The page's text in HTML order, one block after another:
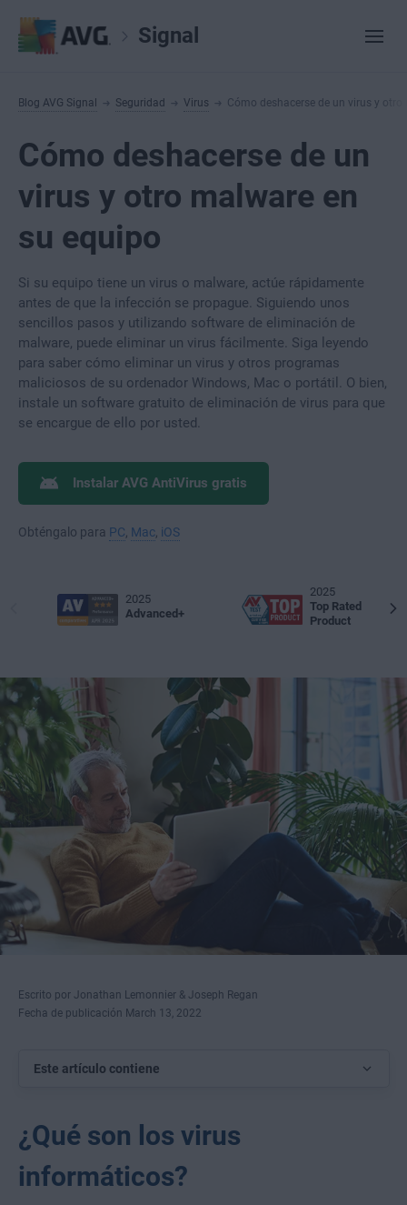
Signal
Blog AVG Signal Seguridad Virus Cómo deshacerse de un virus y
Cómo deshacerse de un
virus y otro malware en
su equipo
Si su equipo tiene un virus o malware, actúe rápidamente
antes de que la infección se propague. Siguiendo unos
sencillos pasos y utilizando software de eliminación de
malware, puede eliminar un virus fácilmente. Siga leyendo
para saber cómo eliminar un virus y otros programas
maliciosos de su ordenador Windows, Mac o portátil. O bien,
instale un software gratuito de eliminación de virus para que
se encargue de ello por usted.
Instalar AVG AntiVirus gratis
Obténgalo para PC Mac iOS
2025
Advanced+
2025
Top Rated
Product
Escrito por Jonathan Lemonnier & Joseph Regan
Fecha de publicación March 13, 2022
Este artículo contiene
¿Qué son los virus
informáticos?